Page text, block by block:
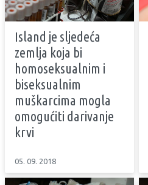
Island je sljedeća
zemlja koja bi
homoseksualnim i
biseksualnim
muškarcima mogla
omogućiti darivanje
krvi
05. 09. 2018